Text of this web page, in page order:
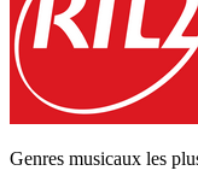
Genres musicaux les